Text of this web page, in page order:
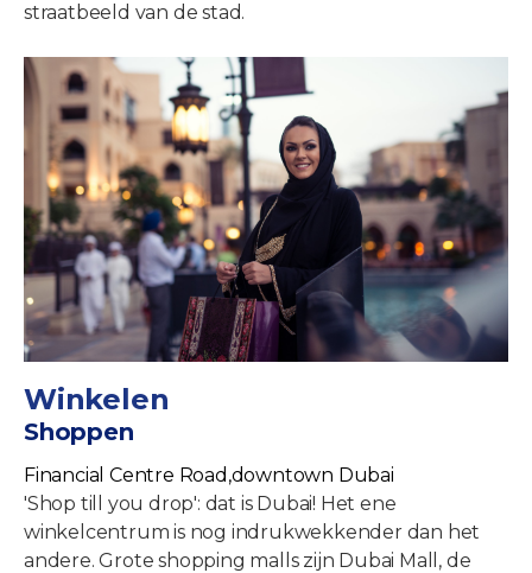
straatbeeld van de stad.
Winkelen
Shoppen
Financial Centre Road,downtown Dubai
'Shop till you drop': dat is Dubai! Het ene
winkelcentrum is nog indrukwekkender dan het
andere. Grote shopping malls zijn Dubai Mall, de